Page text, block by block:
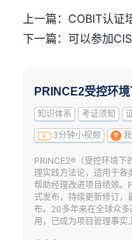
上一篇：COBIT认证
下一篇：可以参加
PRINCE2受控环
知识体系 考证须知
3分钟小视频
PRINCE2®（受控环境下
理实践方法论，适用于各
帮助经理改进项目绩效。
式发布，持续更新修订
布。20多年来在全球众
用，已成为项目管理事实